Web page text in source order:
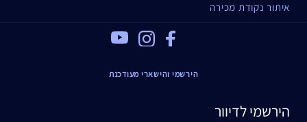
איתור נקודת מכירה
Facebook
הירשמי והישארי מעודכנת
הירשמי לדיוור